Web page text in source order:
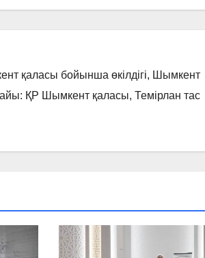
қаласы бойынша өкілдігі, Шымкент
ҚР Шымкент қаласы, Темірлан тас